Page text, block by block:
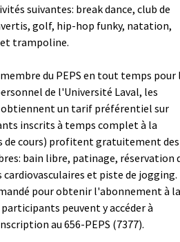
suivantes: break dance, club de
golf, hip-hop funky, natation,
trampoline.
du PEPS en tout temps pour
de l'Université Laval, les
un tarif préférentiel sur
inscrits à temps complet à la
de cours) profitent gratuitement des
bain libre, patinage, réservation
et piste de jogging.
pour obtenir l'abonnement à la
peuvent y accéder à
au 656-PEPS (7377).